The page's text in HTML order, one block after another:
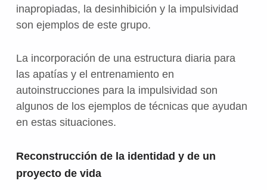
inapropiadas, la desinhibición y la impulsividad
son ejemplos de este grupo.
La incorporación de una estructura diaria para
las apatías y el entrenamiento en
autoinstrucciones para la impulsividad son
algunos de los ejemplos de técnicas que ayudan
en estas situaciones.
Reconstrucción de la identidad y de un
proyecto de vida